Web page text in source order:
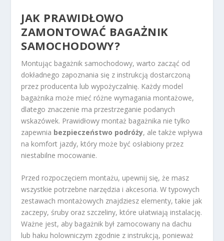
JAK PRAWIDŁOWO
ZAMONTOWAĆ BAGAŻNIK
SAMOCHODOWY?
Montując bagażnik samochodowy, warto zacząć od
dokładnego zapoznania się z instrukcją dostarczoną
przez producenta lub wypożyczalnię. Każdy model
bagażnika może mieć różne wymagania montażowe,
dlatego znaczenie ma przestrzeganie podanych
wskazówek. Prawidłowy montaż bagażnika nie tylko
zapewnia bezpieczeństwo podróży, ale także wpływa
na komfort jazdy, który może być osłabiony przez
niestabilne mocowanie.
Przed rozpoczęciem montażu, upewnij się, że masz
wszystkie potrzebne narzędzia i akcesoria. W typowych
zestawach montażowych znajdziesz elementy, takie jak
zaczepy, śruby oraz szczeliny, które ułatwiają instalację.
Ważne jest, aby bagażnik był zamocowany na dachu
lub haku holowniczym zgodnie z instrukcją, ponieważ